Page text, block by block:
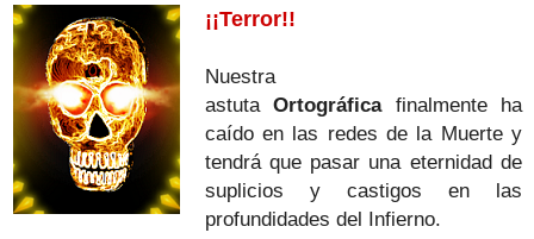
¡¡Terror!!
Nuestra
astuta Ortográfica finalmente ha
caído en las redes de la Muerte y
tendrá que pasar una eternidad de
suplicios y castigos en las
profundidades del Infierno.